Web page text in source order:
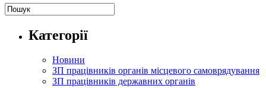
Категорії
Новини
ЗП працівників органів місцевого самоврядування
ЗП працівників державних органів